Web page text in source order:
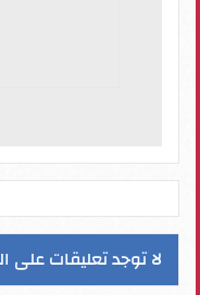
لا توجد تعليقات على